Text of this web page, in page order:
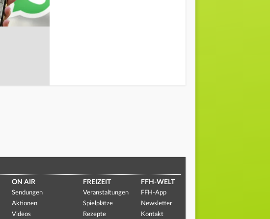
ON AIR
Sendungen
Aktionen
Videos
FREIZEIT
Veranstaltungen
Spielplätze
Rezepte
FFH-WELT
FFH-App
Newsletter
Kontakt